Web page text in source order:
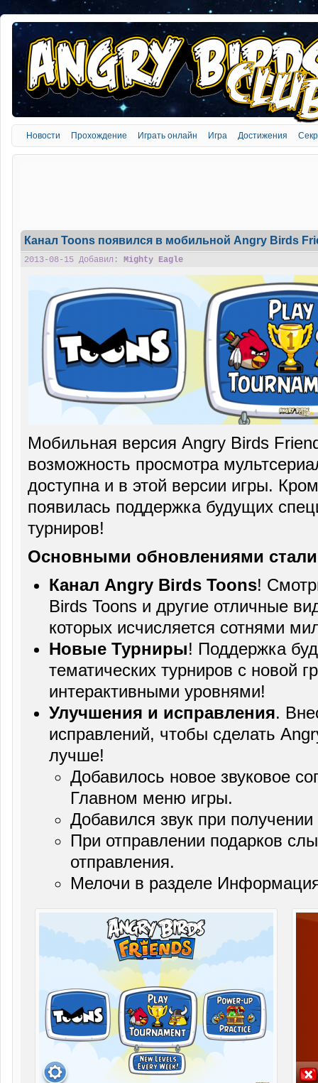
Новости Прохождение Играть онлайн Игра Достижения
Канал Toons появился в мобильной Angry Birds
2013-08-15 Добавил: Mighty Eagle
Мобильная версия Angry Birds
возможность просмотра
доступна и в этой версии игры.
появилась поддержка будущих
турниров!
Основными обновлениями
Канал Angry Birds Toons!
Birds Toons и другие отличные
которых исчисляется сотнями
Новые Турниры! Поддержка
тематических турниров с новой
интерактивными уровнями!
Улучшения и исправления.
исправлений, чтобы сделать
лучше!
Добавилось новое звуковое
Главном меню игры.
Добавился звук при получении
При отправлении подарков
отправления.
Мелочи в разделе